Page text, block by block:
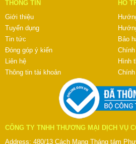
THÔNG TIN
Giới thiệu
Tuyển dụng
Tin tức
Đóng góp ý kiến
Liên hệ
Thông tin tài khoản
HỖ
Bảo
Hình
CÔNG TY TNHH THƯƠNG MẠI DỊCH VỤ
Address: 480/13 Cách Mạng Tháng tám